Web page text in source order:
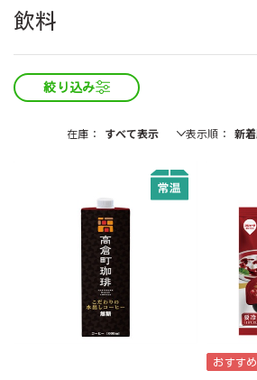
飲料
絞り込み
在庫 表示順
おすすめ